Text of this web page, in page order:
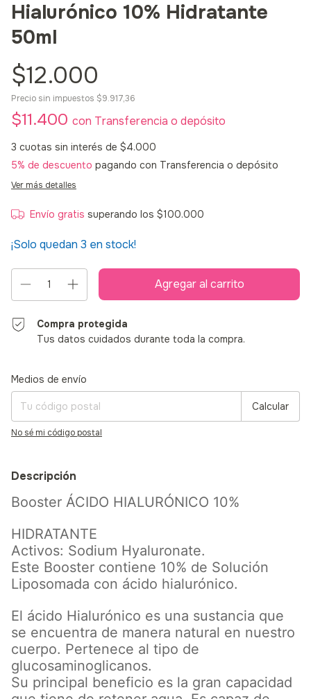
Hialurónico 10% Hidratante
50ml
$12.000
Precio sin impuestos $9.917,36
$11.400 con Transferencia o depósito
3 cuotas sin interés de $4.000
5% de descuento pagando con Transferencia o depósito
Ver más detalles
Envío gratis superando los $100.000
¡Solo quedan 3 en stock!
Compra protegida
Tus datos cuidados durante toda la compra.
Entregas para el CP:
Medios de envío
Calcular
No sé mi código postal
Descripción
Booster ÁCIDO HIALURÓNICO 10%
HIDRATANTE
Activos: Sodium Hyaluronate.
Este Booster contiene 10% de Solución
Liposomada con ácido hialurónico.
El ácido Hialurónico es una sustancia que
se encuentra de manera natural en nuestro
cuerpo. Pertenece al tipo de
glucosaminoglicanos.
Su principal beneficio es la gran capacidad